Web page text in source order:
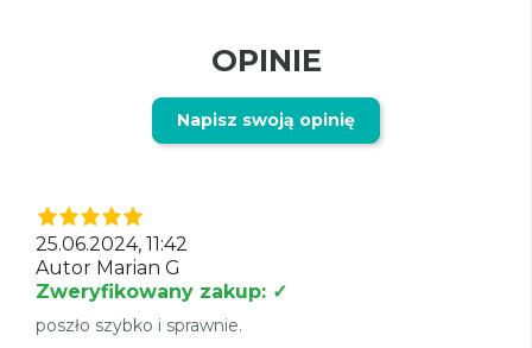
OPINIE
Napisz swoją opinię
25.06.2024, 11:42
Autor Marian G
Zweryfikowany zakup: ✓
poszło szybko i sprawnie.